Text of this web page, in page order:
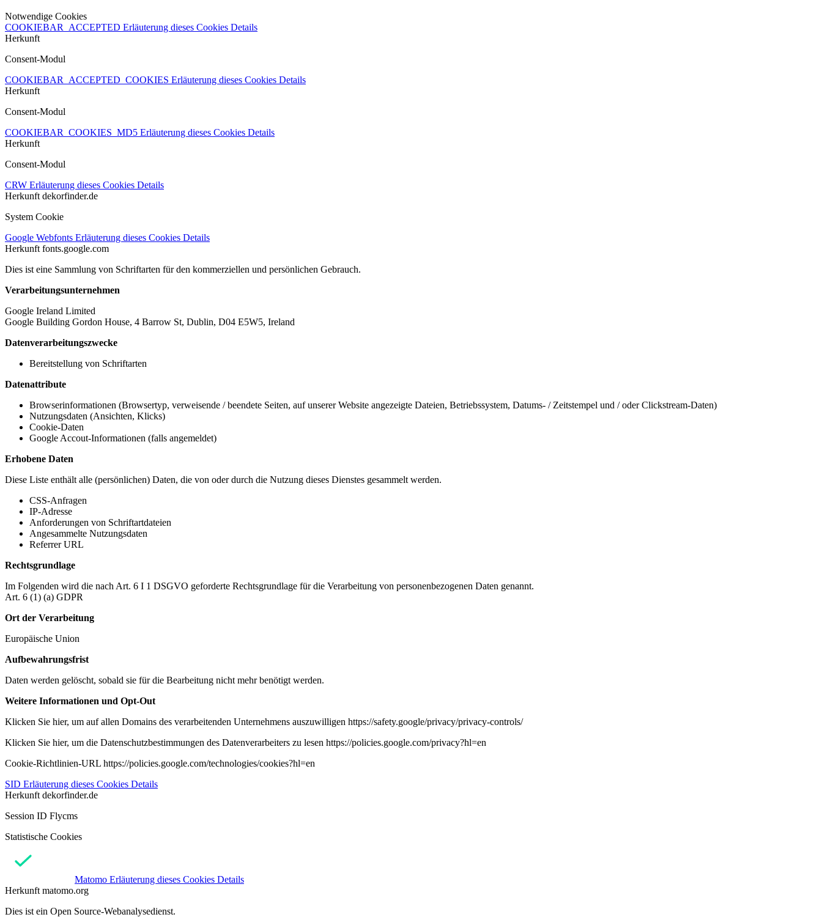
Notwendige Cookies
COOKIEBAR_ACCEPTED Erläuterung dieses Cookies Details
Herkunft
Consent-Modul
COOKIEBAR_ACCEPTED_COOKIES Erläuterung dieses Cookies Details
Herkunft
Consent-Modul
COOKIEBAR_COOKIES_MD5 Erläuterung dieses Cookies Details
Herkunft
Consent-Modul
CRW Erläuterung dieses Cookies Details
Herkunft dekorfinder.de
System Cookie
Google Webfonts Erläuterung dieses Cookies Details
Herkunft fonts.google.com
Dies ist eine Sammlung von Schriftarten für den kommerziellen und persönlichen Gebrauch.
Verarbeitungsunternehmen
Google Ireland Limited
Google Building Gordon House, 4 Barrow St, Dublin, D04 E5W5, Ireland
Datenverarbeitungszwecke
Bereitstellung von Schriftarten
Datenattribute
Browserinformationen (Browsertyp, verweisende / beendete Seiten, auf unserer Website angezeigte Dateien, Betriebssystem, Datums- / Zeitstempel und / oder Clickstream-Daten)
Nutzungsdaten (Ansichten, Klicks)
Cookie-Daten
Google Accout-Informationen (falls angemeldet)
Erhobene Daten
Diese Liste enthält alle (persönlichen) Daten, die von oder durch die Nutzung dieses Dienstes gesammelt werden.
CSS-Anfragen
IP-Adresse
Anforderungen von Schriftartdateien
Angesammelte Nutzungsdaten
Referrer URL
Rechtsgrundlage
Im Folgenden wird die nach Art. 6 I 1 DSGVO geforderte Rechtsgrundlage für die Verarbeitung von personenbezogenen Daten genannt.
Art. 6 (1) (a) GDPR
Ort der Verarbeitung
Europäische Union
Aufbewahrungsfrist
Daten werden gelöscht, sobald sie für die Bearbeitung nicht mehr benötigt werden.
Weitere Informationen und Opt-Out
Klicken Sie hier, um auf allen Domains des verarbeitenden Unternehmens auszuwilligen https://safety.google/privacy/privacy-controls/
Klicken Sie hier, um die Datenschutzbestimmungen des Datenverarbeiters zu lesen https://policies.google.com/privacy?hl=en
Cookie-Richtlinien-URL https://policies.google.com/technologies/cookies?hl=en
SID Erläuterung dieses Cookies Details
Herkunft dekorfinder.de
Session ID Flycms
Statistische Cookies
Matomo Erläuterung dieses Cookies Details
Herkunft matomo.org
Dies ist ein Open Source-Webanalysedienst.